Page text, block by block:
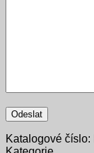
Katalogové číslo: